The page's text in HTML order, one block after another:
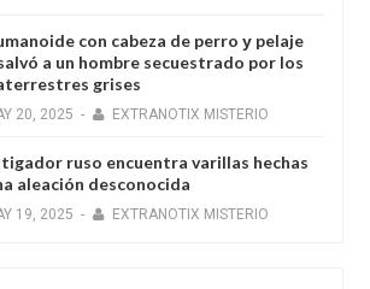
con cabeza de perro у pelaje
a un hombre secuestrado por los
grises
20, 2025 - EXTRANOTIX MISTERIO
ruso encuentra varillas hechas
aleación desconocida
19, 2025 - EXTRANOTIX MISTERIO